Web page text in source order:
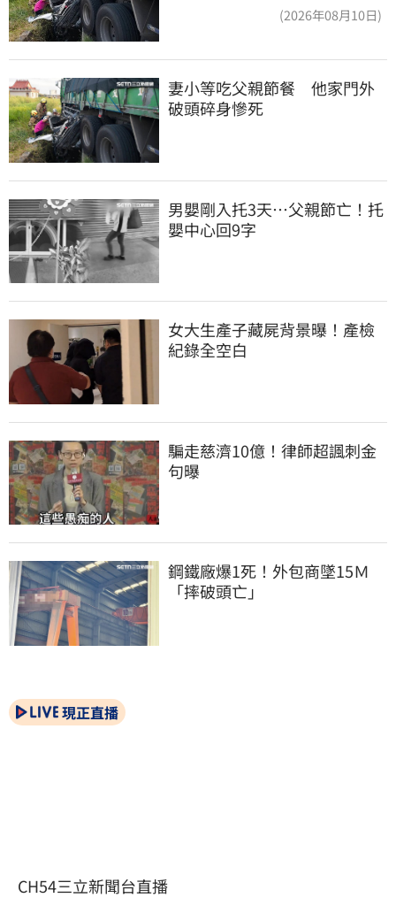
(2026年08月10日)
妻小等吃父親節餐　他家門外
破頭碎身慘死
男嬰剛入托3天…父親節亡！托
嬰中心回9字
女大生產子藏屍背景曝！產檢
紀錄全空白
騙走慈濟10億！律師超諷刺金
句曝
鋼鐵廠爆1死！外包商墜15Ｍ
「摔破頭亡」
現正直播
CH54三立新聞台直播